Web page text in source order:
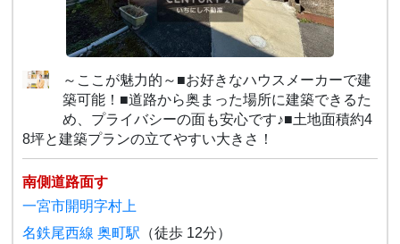
～ここが魅力的～■お好きなハウスメーカーで建
築可能！■道路から奥まった場所に建築できるた
め、プライバシーの面も安心です♪■土地面積約4
8坪と建築プランの立てやすい大きさ！
南側道路面す
一宮市開明字村上
名鉄尾西線 奥町駅 （徒歩 12分）